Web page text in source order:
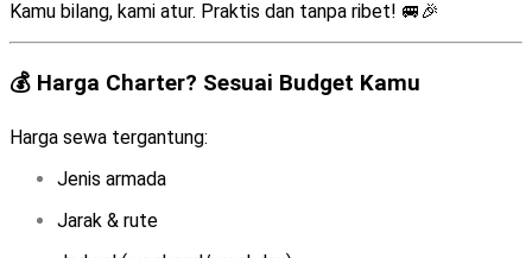
Kamu bilang, kami atur. Praktis dan tanpa ribet! 🚐🎉
💰 Harga Charter? Sesuai Budget Kamu
Harga sewa tergantung:
Jenis armada
Jarak & rute